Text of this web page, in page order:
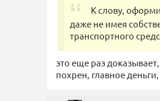
К слову,
даже не имея
транспортного
это еще раз
похрен, главное